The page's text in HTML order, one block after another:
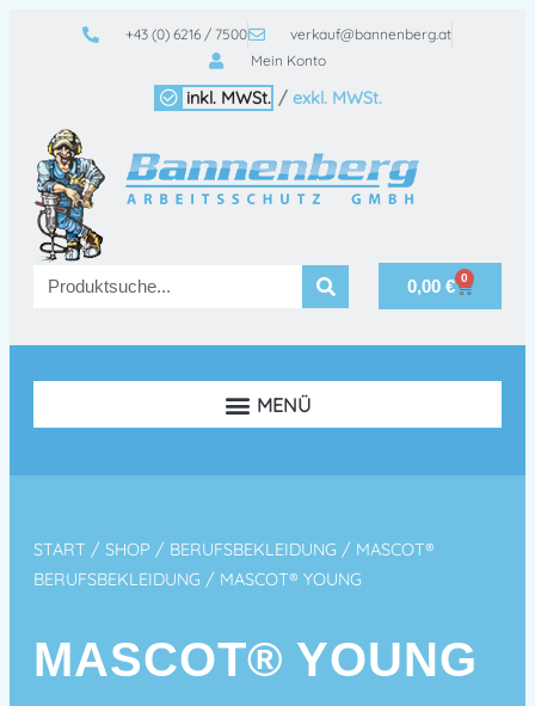
+43 (0) 6216 / 7500
verkauf@bannenberg.at
Mein Konto
inkl. MWSt. / exkl. MWSt.
0,00 € 0
START / SHOP / BERUFSBEKLEIDUNG / MASCOT®
BERUFSBEKLEIDUNG / MASCOT® YOUNG
MASCOT® YOUNG